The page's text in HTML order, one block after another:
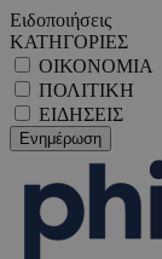
Ειδοποιήσεις
ΚΑΤΗΓΟΡΙΕΣ
ΟΙΚΟΝΟΜΙΑ
ΠΟΛΙΤΙΚΗ
ΕΙΔΗΣΕΙΣ